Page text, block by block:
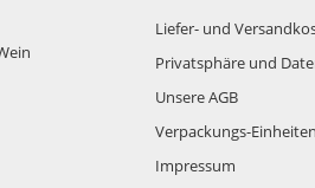
Liefer- und
Privatsphäre und
Unsere AGB
Verpackungs-Einheiten
Impressum